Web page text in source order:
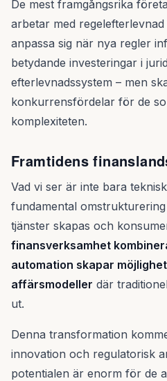
De mest framgångsrika
arbetar med
anpassa sig när nya regler
betydande investeringar i
efterlevnadssystem – men
konkurrensfördelar för de
komplexiteten.
Framtidens
Vad vi ser är inte bara
fundamental
tjänster skapas och
finansverksamhet
automation skapar
affärsmodeller där
ut.
Denna transformation
innovation och regulatorisk
potentialen är enorm för de